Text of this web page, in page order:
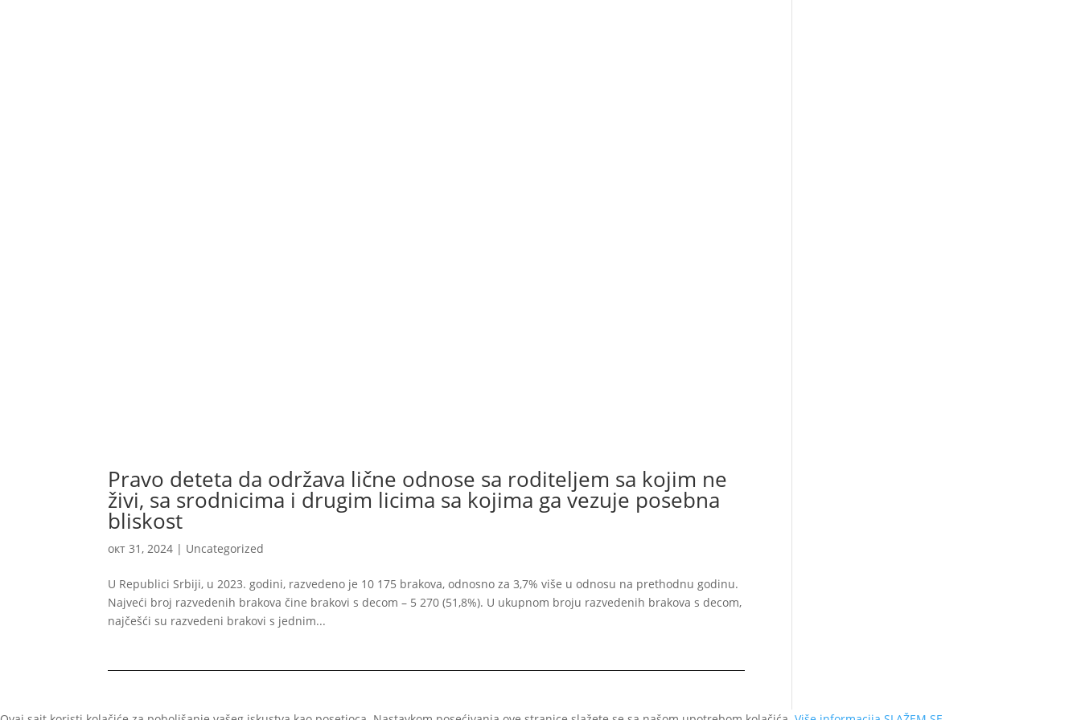
Pravo deteta da održava lične odnose sa roditeljem sa kojim ne
živi, sa srodnicima i drugim licima sa kojima ga vezuje posebna
bliskost
окт 31, 2024 | Uncategorized
U Republici Srbiji, u 2023. godini, razvedeno je 10 175 brakova, odnosno za 3,7% više u odnosu na prethodnu godinu.
Najveći broj razvedenih brakova čine brakovi s decom – 5 270 (51,8%). U ukupnom broju razvedenih brakova s decom,
najčešći su razvedeni brakovi s jednim...